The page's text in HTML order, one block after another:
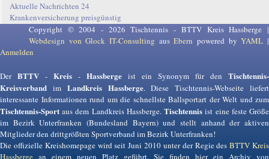
Aktuelle Nachrichten 24
Krankenversicherung preisgünstig
Copyright © 2004 - 2026 Tischtennis - BTTV Kreis Hassberge |
Webdesign von Glock IT-Consulting ausEbern powered byYAML |
Anmelden
Der BTTV - Kreis - Hassberge ist ein Synonym für den Tischtennis-
Kreisverband im Landkreis Hassberge. Diese Tischtennis-Webseite liefert
interessante Informationen rund um die schnellste Ballsportart der Welt und zum
Tischtennis-Sport aus dem Landkreis Hassberge.Tischtennis ist eine feste Größe
im Bezirk Unterfranken (Bundesland Bayern) und stellt anhand der aktiven
Mitglieder den drittgrößten Sportverband im Bezirk Unterfranken!
Die offizielle Kreishomepage wird seit Juni 2010 unter der Regie desBTTV Kreis
Hassberge an einem neuen Platz geführt. Sie finden hier ein Archiv von